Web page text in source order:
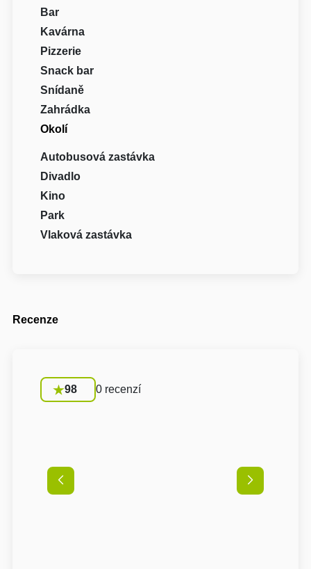
Bar
Kavárna
Pizzerie
Snack bar
Snídaně
Zahrádka
Okolí
Autobusová zastávka
Divadlo
Kino
Park
Vlaková zastávka
Recenze
98 0 recenzí